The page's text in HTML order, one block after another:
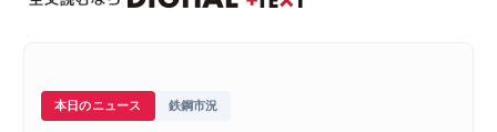
本日のニュース 鉄鋼市況